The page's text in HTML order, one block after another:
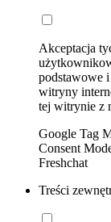
Akceptacja
podstawowe
witryny
tej witrynie z
Google Tag
Consent
Freshchat
Treści